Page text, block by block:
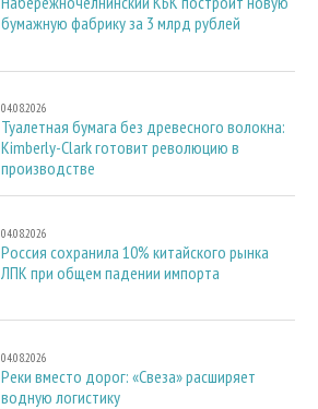
бумажную фабрику за 3 млрд рублей
04.08.2026
Туалетная бумага без древесного волокна:
Kimberly-Clark готовит революцию в
производстве
04.08.2026
Россия сохранила 10% китайского рынка
ЛПК при общем падении импорта
04.08.2026
Реки вместо дорог: «Свеза» расширяет
водную логистику